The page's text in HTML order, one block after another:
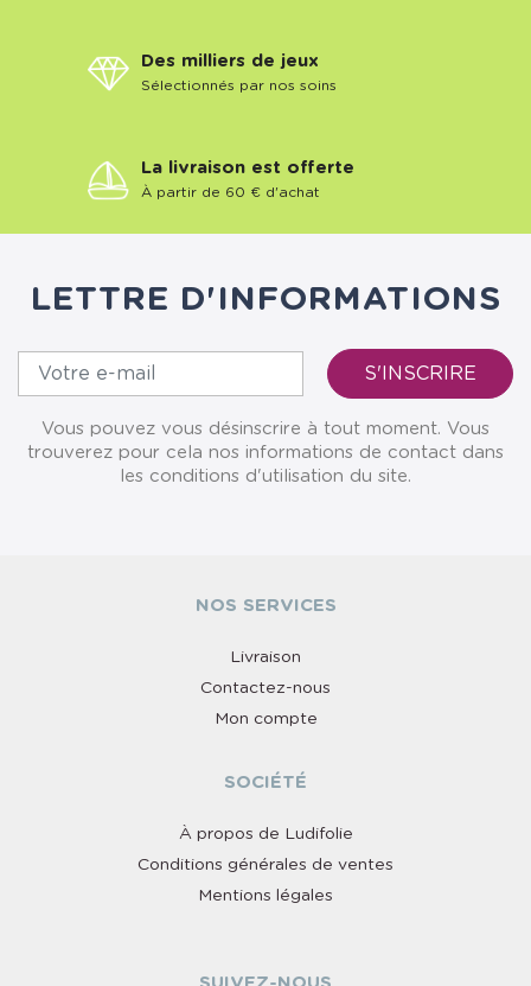
Des milliers de jeux
Sélectionnés par nos soins
La livraison est offerte
À partir de 60 € d'achat
LETTRE D'INFORMATIONS
Vous pouvez vous désinscrire à tout moment. Vous
trouverez pour cela nos informations de contact dans
les conditions d'utilisation du site.
NOS SERVICES
Livraison
Contactez-nous
Mon compte
SOCIÉTÉ
À propos de Ludifolie
Conditions générales de ventes
Mentions légales